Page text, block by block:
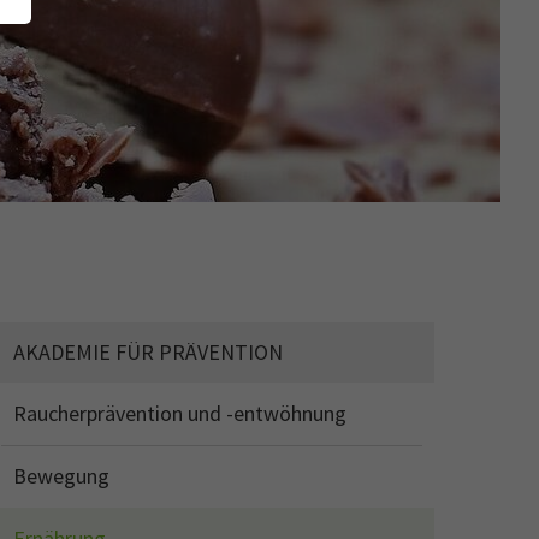
AKADEMIE FÜR PRÄVENTION
Raucherprävention und -entwöhnung
Bewegung